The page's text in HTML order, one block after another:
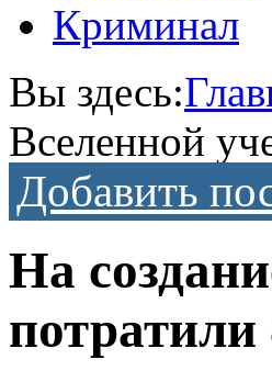
Криминал
Вы здесь:
Вселенной
Добавить
На
потратили